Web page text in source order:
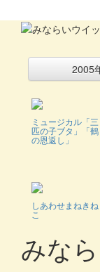
2005
ミュージカル「三
匹の子ブタ」「鶴
の恩返し」
しあわせまねきね
こ
みな